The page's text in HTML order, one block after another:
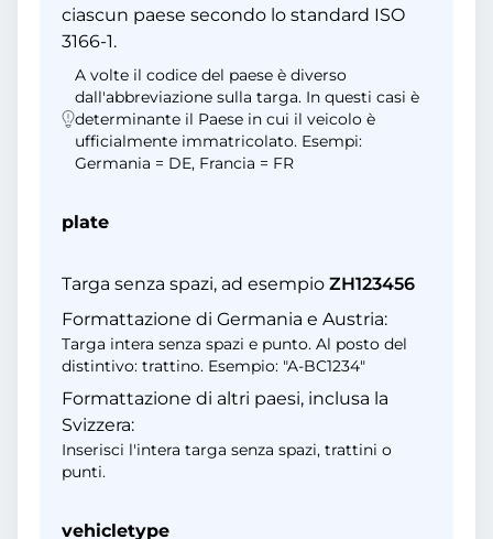
ciascun paese secondo lo standard ISO
3166-1.
A volte il codice del paese è diverso
dall'abbreviazione sulla targa. In questi casi è
determinante il Paese in cui il veicolo è
ufficialmente immatricolato. Esempi:
Germania = DE, Francia = FR
plate
Targa senza spazi, ad esempio ZH123456
Formattazione di Germania e Austria:
Targa intera senza spazi e punto. Al posto del
distintivo: trattino. Esempio: "A-BC1234"
Formattazione di altri paesi, inclusa la
Svizzera:
Inserisci l'intera targa senza spazi, trattini o
punti.
vehicletype